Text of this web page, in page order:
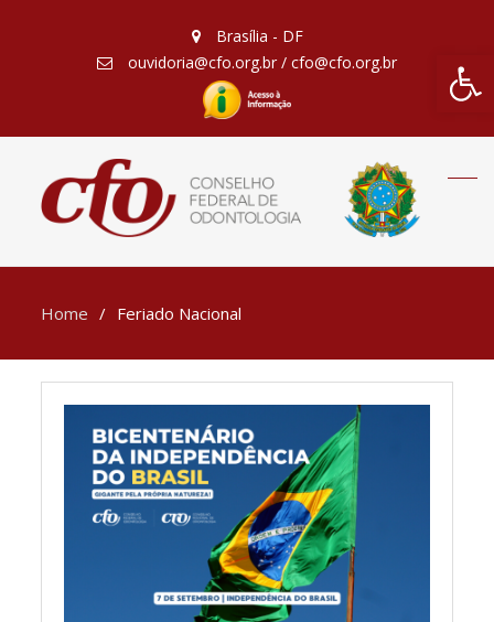
Barra
Brasília - DF
ouvidoria@cfo.org.br / cfo@cfo.org.br
Home Feriado Nacional